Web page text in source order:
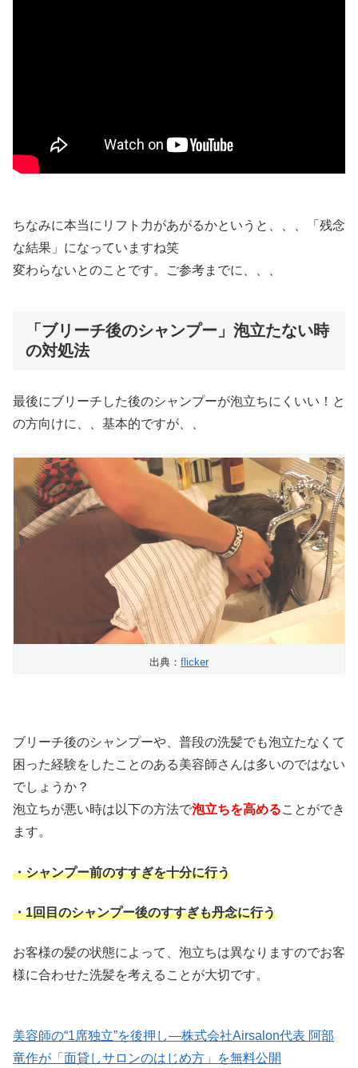
ちなみに本当にリフト力があがるかというと、、、「残念
な結果」になっていますね笑
変わらないとのことです。ご参考までに、、、
「ブリーチ後のシャンプー」泡立たない時
の対処法
最後にブリーチした後のシャンプーが泡立ちにくいい！と
の方向けに、、基本的ですが、、
出典： flicker
ブリーチ後のシャンプーや、普段の洗髪でも泡立たなくて
困った経験をしたことのある美容師さんは多いのではない
でしょうか？
泡立ちが悪い時は以下の方法で泡立ちを高めることができ
ます。
・シャンプー前のすすぎを十分に行う
・1回目のシャンプー後のすすぎも丹念に行う
お客様の髪の状態によって、泡立ちは異なりますのでお客
様に合わせた洗髪を考えることが大切です。
美容師の“1席独立”を後押し—株式会社Airsalon代表 阿部
竜作が「面貸しサロンのはじめ方」を無料公開